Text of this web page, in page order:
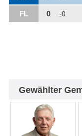
FL 0 ±0
Gewählter